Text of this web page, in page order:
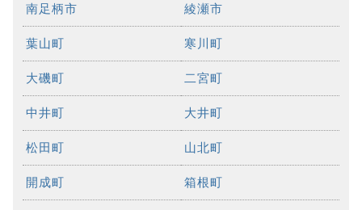
南足柄市 綾瀬市
葉山町 寒川町
大磯町 二宮町
中井町 大井町
松田町 山北町
開成町 箱根町